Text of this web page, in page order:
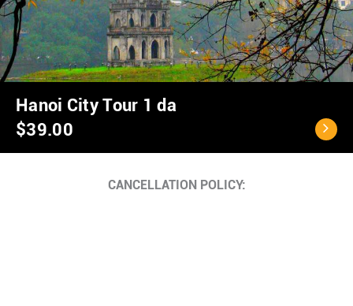
Ho Chi Minh City - C
$40.00
Cancellation Policy